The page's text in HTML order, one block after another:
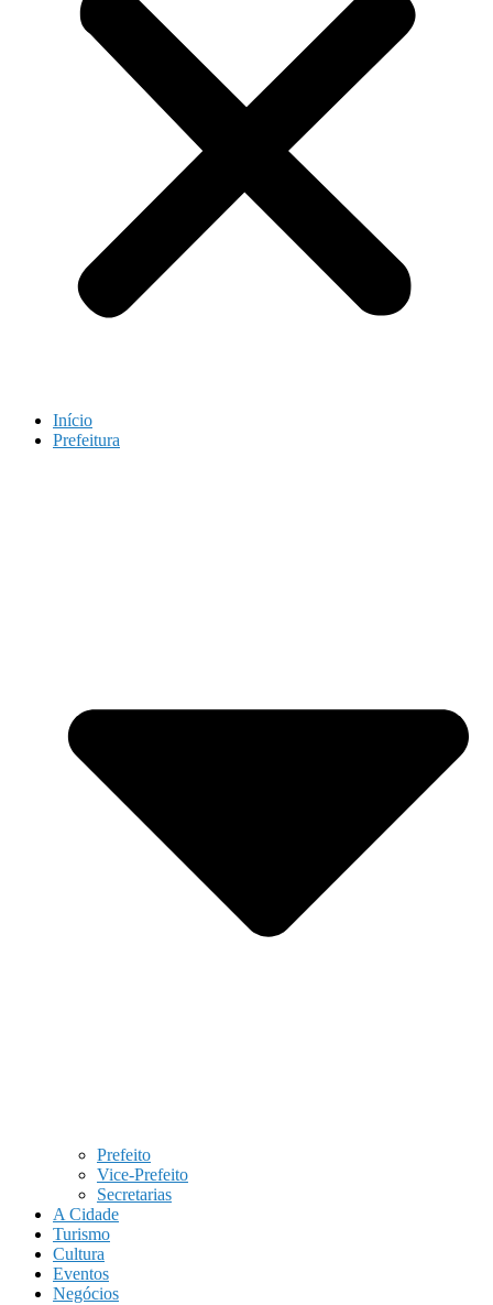
Início
Prefeitura
Prefeito
Vice-Prefeito
Secretarias
A Cidade
Turismo
Cultura
Eventos
Negócios